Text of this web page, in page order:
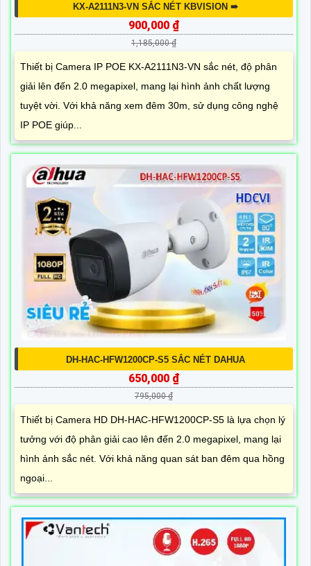
KX-A2111N3-VN SẮC NÉT KBVISION ➠
900,000 ₫
1,185,000 ₫
Thiết bị Camera IP POE KX-A2111N3-VN sắc nét, độ phân
giải lên đến 2.0 megapixel, mang lại hình ảnh chất lượng
tuyệt vời. Với khả năng xem đêm 30m, sử dụng công nghệ
IP POE giúp...
DH-HAC-HFW1200CP-S5 SẮC NÉT DAHUA
650,000 ₫
795,000 ₫
Thiết bị Camera HD DH-HAC-HFW1200CP-S5 là lựa chọn lý
tưởng với độ phân giải cao lên đến 2.0 megapixel, mang lại
hình ảnh sắc nét. Với khả năng quan sát ban đêm qua hồng
ngoại...